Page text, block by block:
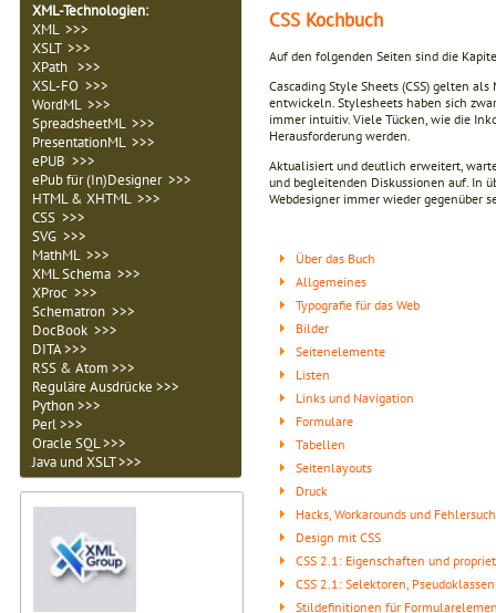
XML-Technologien:
XML >>>
XSLT >>>
XPath >>>
XSL-FO >>>
WordML >>>
SpreadsheetML >>>
PresentationML >>>
ePUB >>>
ePub für (In)Designer >>>
HTML & XHTML >>>
CSS >>>
SVG >>>
MathML >>>
XML Schema >>>
XProc >>>
Schematron >>>
DocBook >>>
DITA >>>
RSS & Atom >>>
Reguläre Ausdrücke >>>
Python >>>
Perl >>>
Oracle SQL >>>
Java und XSLT >>>
CSS Kochbuch
Auf den folgenden Seiten sind die
Cascading Style Sheets (CSS) gelten
entwickeln. Stylesheets haben sich
immer intuitiv. Viele Tücken, wie die
Herausforderung werden.
Aktualisiert und deutlich erweitert,
und begleitenden Diskussionen auf. In
Webdesigner immer wieder gegenüber
Über das Buch
Allgemeines
Typografie für das Web
Bilder
Seitenelemente
Listen
Links und Navigation
Formulare
Tabellen
Seitenlayouts
Druck
Hacks, Workarounds und
Design mit CSS
CSS 2.1: Eigenschaften und
CSS 2.1: Selektoren,
Stildefinitionen für